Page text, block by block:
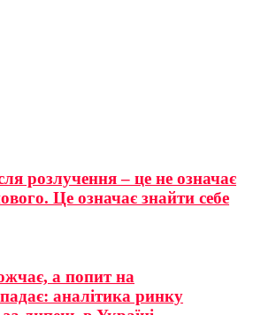
розлучення – це не означає
Це означає знайти себе
а попит на
аналітика ринку